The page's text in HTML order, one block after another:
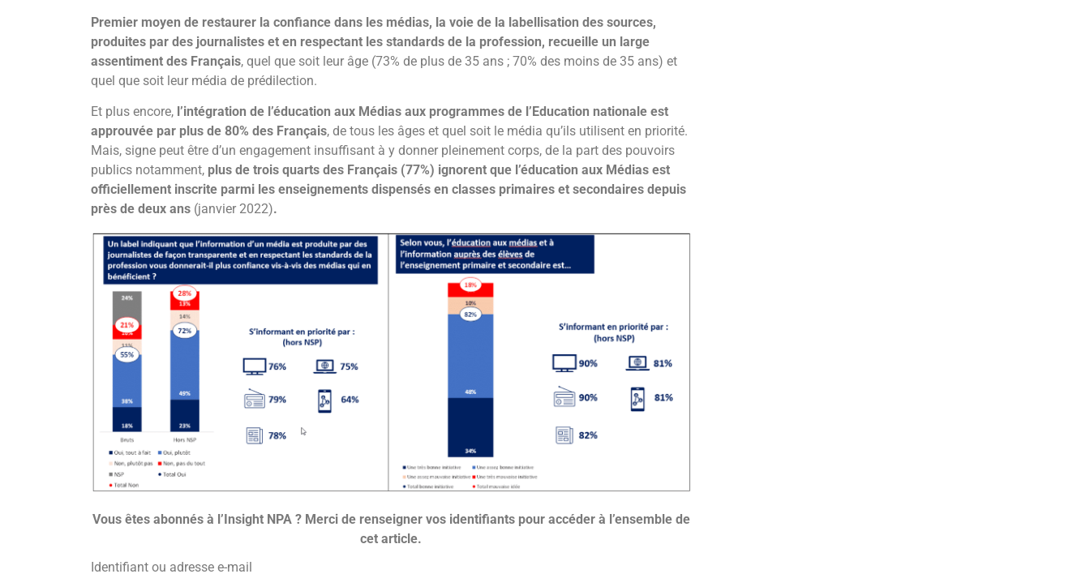
Premier moyen de restaurer la confiance dans les médias, la voie de la labellisation des sources,
produites par des journalistes et en respectant les standards de la profession, recueille un large
assentiment des Français, quel que soit leur âge (73% de plus de 35 ans ; 70% des moins de 35 ans) et
quel que soit leur média de prédilection.
Et plus encore, l’intégration de l’éducation aux Médias aux programmes de l’Education nationale est
approuvée par plus de 80% des Français, de tous les âges et quel soit le média qu’ils utilisent en priorité.
Mais, signe peut être d’un engagement insuffisant à y donner pleinement corps, de la part des pouvoirs
publics notamment, plus de trois quarts des Français (77%) ignorent que l’éducation aux Médias est
officiellement inscrite parmi les enseignements dispensés en classes primaires et secondaires depuis
près de deux ans (janvier 2022).
Vous êtes abonnés à l’Insight NPA ? Merci de renseigner vos identifiants pour accéder à l’ensemble de
cet article.
Identifiant ou adresse e-mail